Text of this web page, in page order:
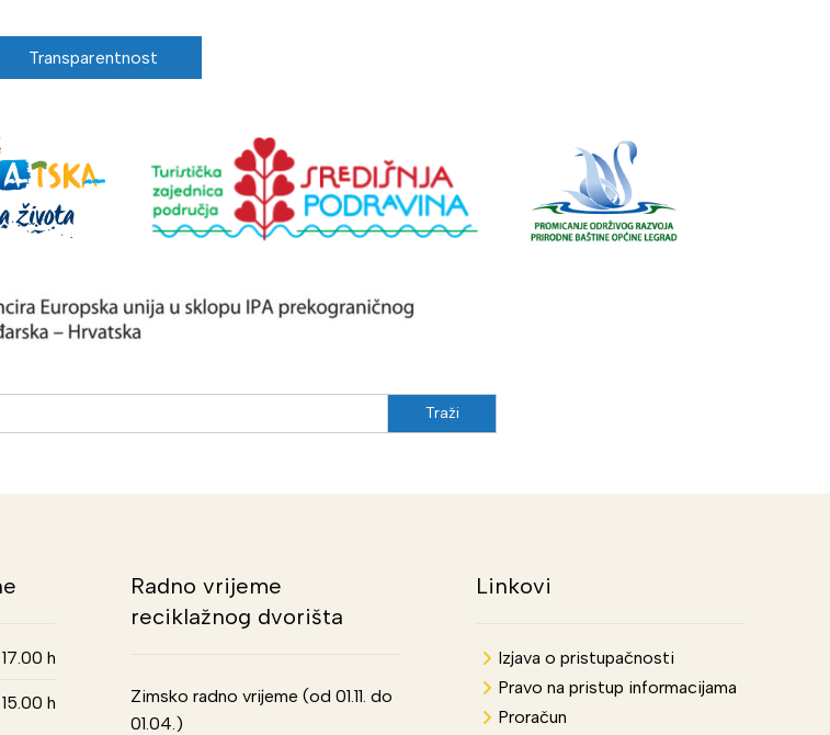
Transparentnost
h
h
Radno vrijeme
reciklažnog dvorišta
Zimsko radno vrijeme (od 01.11. do
01.04.)
Linkovi
Izjava o pristupačnosti
Pravo na pristup informacijama
Proračun